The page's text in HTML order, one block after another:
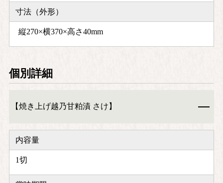
寸法（外形）
縦270×横370×高さ40mm
個別詳細
【焼き上げ越乃甘粕漬 さけ】
内容量
1切